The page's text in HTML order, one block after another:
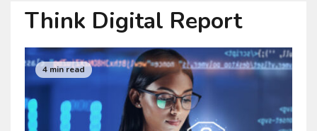
Think Digital Report
4 min read